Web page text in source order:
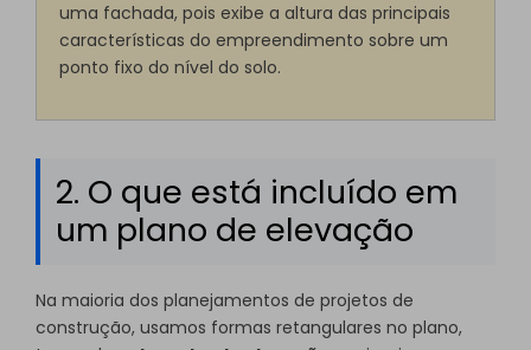
uma fachada, pois exibe a altura das principais
características do empreendimento sobre um
ponto fixo do nível do solo.
2. O que está incluído em
um plano de elevação
Na maioria dos planejamentos de projetos de
construção, usamos formas retangulares no plano,